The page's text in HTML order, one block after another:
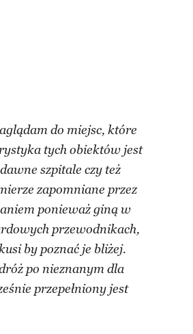
do miejsc, które
tych obiektów jest
szpitale czy też
zapomniane przez
ponieważ giną w
przewodnikach,
by poznać je bliżej.
po nieznanym dla
przepełniony jest